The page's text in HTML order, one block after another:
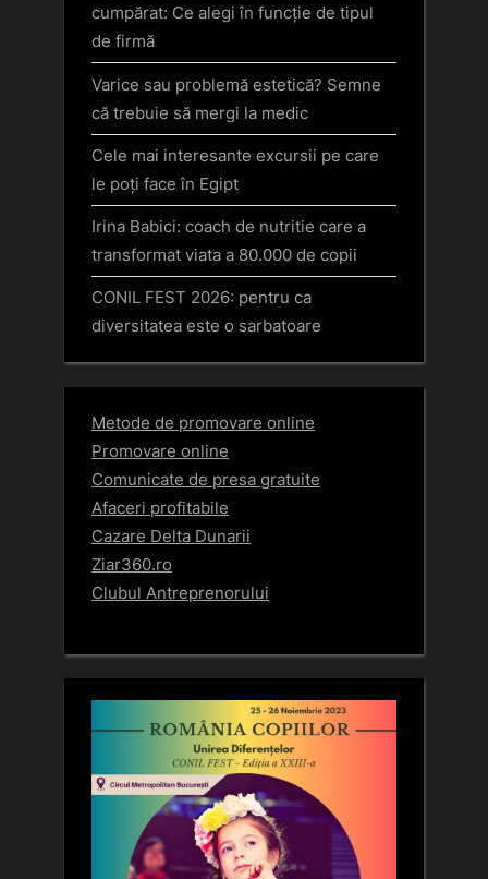
cumpărat: Ce alegi în funcție de tipul
de firmă
Varice sau problemă estetică? Semne
că trebuie să mergi la medic
Cele mai interesante excursii pe care
le poți face în Egipt
Irina Babici: coach de nutritie care a
transformat viata a 80.000 de copii
CONIL FEST 2026: pentru ca
diversitatea este o sarbatoare
Metode de promovare online
Promovare online
Comunicate de presa gratuite
Afaceri profitabile
Cazare Delta Dunarii
Ziar360.ro
Clubul Antreprenorului